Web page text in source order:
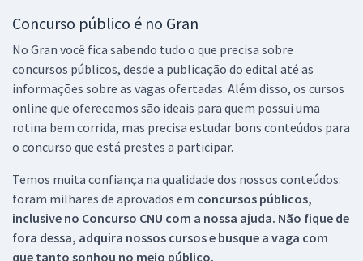
Concurso público é no Gran
No Gran você fica sabendo tudo o que precisa sobre
concursos públicos, desde a publicação do edital até as
informações sobre as vagas ofertadas. Além disso, os cursos
online que oferecemos são ideais para quem possui uma
rotina bem corrida, mas precisa estudar bons conteúdos para
o concurso que está prestes a participar.
Temos muita confiança na qualidade dos nossos conteúdos:
foram milhares de aprovados em concursos públicos,
inclusive no Concurso CNU com a nossa ajuda. Não fique de
fora dessa, adquira nossos cursos e busque a vaga com
que tanto sonhou no meio público.